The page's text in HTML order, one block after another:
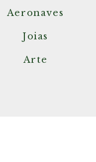
Aeronaves
Joias
Arte